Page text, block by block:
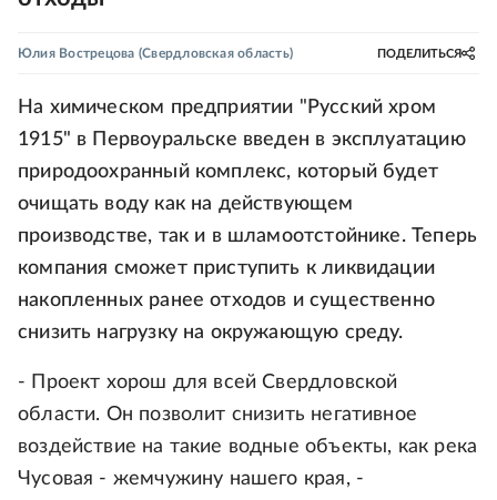
Юлия Вострецова (Свердловская область) ПОДЕЛИТЬСЯ
На химическом предприятии "Русский хром
1915" в Первоуральске введен в эксплуатацию
природоохранный комплекс, который будет
очищать воду как на действующем
производстве, так и в шламоотстойнике. Теперь
компания сможет приступить к ликвидации
накопленных ранее отходов и существенно
снизить нагрузку на окружающую среду.
- Проект хорош для всей Свердловской
области. Он позволит снизить негативное
воздействие на такие водные объекты, как река
Чусовая - жемчужину нашего края, -